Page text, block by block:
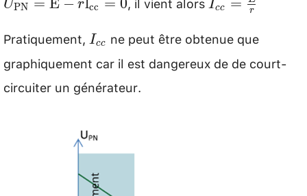
UPN r cc
{r}
Icc r
Pratiquement,I_{c
c}
Icc ne peut être obtenue que
graphiquement car il est dangereux de de court-
circuiter un générateur.